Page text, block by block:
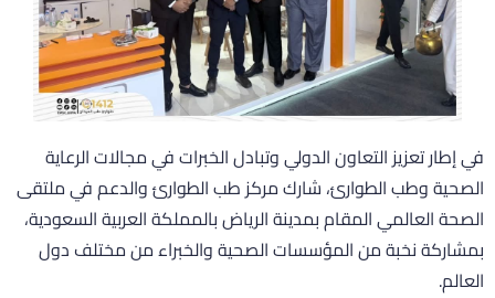
إطار تعزيز التعاون الدولي وتبادل الخبرات في مجالات الرعاية
وطب الطوارئ، شارك مركز طب الطوارئ والدعم في ملتقى
العالمي المقام بمدينة الرياض بالمملكة العربية السعودية،
نخبة من المؤسسات الصحية والخبراء من مختلف دول